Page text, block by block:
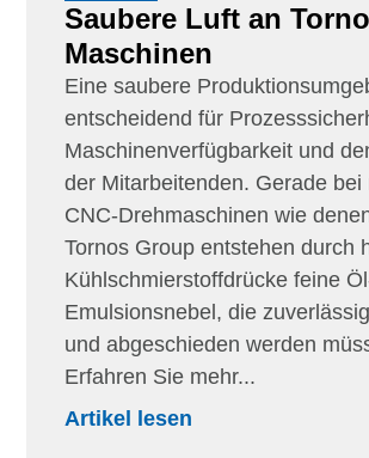
Saubere Luft an
Maschinen
Eine saubere
entscheidend für
Maschinenverfügbarkeit und
der Mitarbeitenden. Gerade bei
CNC-Drehmaschinen wie
Tornos Group entstehen durch
Kühlschmierstoffdrücke feine
Emulsionsnebel, die
und abgeschieden werden
Erfahren Sie mehr...
Artikel lesen